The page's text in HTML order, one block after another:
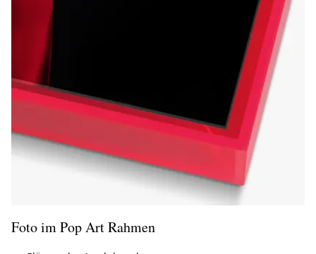
Foto im Pop Art Rahmen